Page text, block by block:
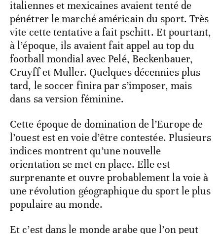
italiennes et mexicaines avaient tenté de
pénétrer le marché américain du sport. Très
vite cette tentative a fait pschitt. Et pourtant,
à l’époque, ils avaient fait appel au top du
football mondial avec Pelé, Beckenbauer,
Cruyff et Muller. Quelques décennies plus
tard, le soccer finira par s’imposer, mais
dans sa version féminine.
Cette époque de domination de l’Europe de
l’ouest est en voie d’être contestée. Plusieurs
indices montrent qu’une nouvelle
orientation se met en place. Elle est
surprenante et ouvre probablement la voie à
une révolution géographique du sport le plus
populaire au monde.
Et c’est dans le monde arabe que l’on peut